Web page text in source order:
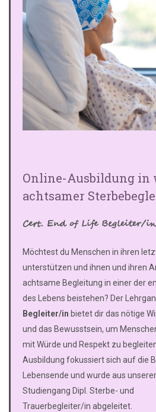
Online-Ausbildung in
achtsamer
Cert. End of Life Begleiter/in
Möchtest du Menschen in ihren
unterstützen und ihnen und ihren
achtsame Begleitung in einer der
des Lebens beistehen? Der
Begleiter/in bietet dir das nötige
und das Bewusstsein, um
mit Würde und Respekt zu
Ausbildung fokussiert sich auf die
Lebensende und wurde aus
Studiengang Dipl. Sterbe- und
Trauerbegleiter/in abgeleitet.